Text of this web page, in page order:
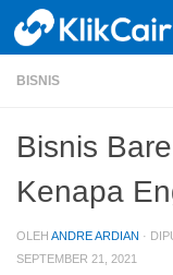
Skip to content
BISNIS
Bisnis
Kenapa
OLEH ANDRE ARDIAN ·
SEPTEMBER 21, 2021